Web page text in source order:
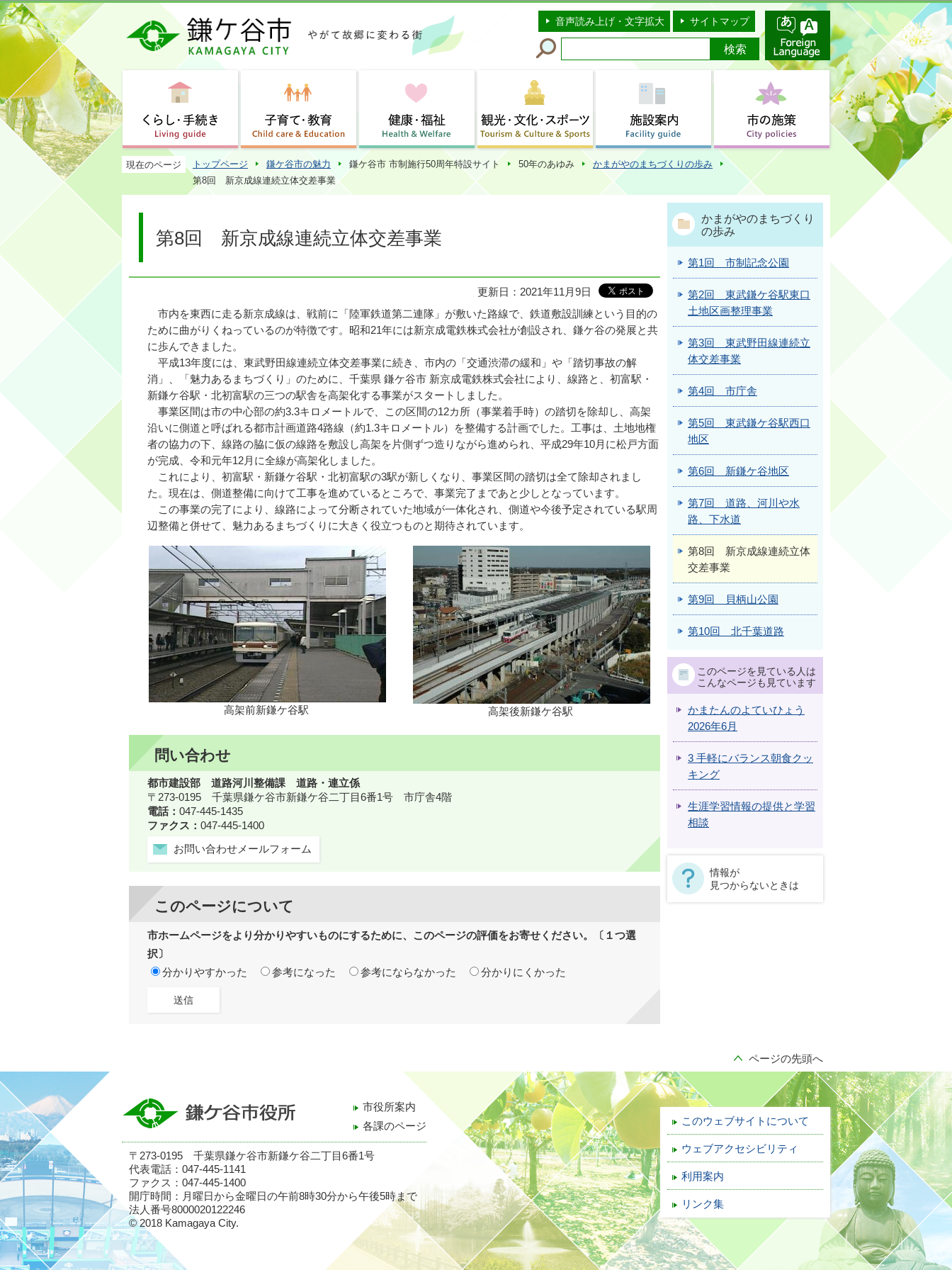
このページの本文へ移動
音声読み上げ・文字拡大 サイトマップ
現在のページ トップページ 鎌ケ谷市の魅力 鎌ケ谷市 市制施行50周年特設サイト 50年のあゆみ
かまがやのまちづくりの歩み
第8回 新京成線連続立体交差事業
第8回 新京成線連続立体交差事業
更新日：2021年11月9日
市内を東西に走る新京成線は、戦前に「陸軍鉄道第二連隊」が敷いた路線で、鉄道敷設訓練という目的の
ために曲がりくねっているのが特徴です。昭和21年には新京成電鉄株式会社が創設され、鎌ケ谷の発展と共
に歩んできました。
平成13年度には、東武野田線連続立体交差事業に続き、市内の「交通渋滞の緩和」や「踏切事故の解
消」、「魅力あるまちづくり」のために、千葉県 鎌ケ谷市 新京成電鉄株式会社により、線路と、初富駅・
新鎌ケ谷駅・北初富駅の三つの駅舎を高架化する事業がスタートしました。
事業区間は市の中心部の約3.3キロメートルで、この区間の12カ所（事業着手時）の踏切を除却し、高架
沿いに側道と呼ばれる都市計画道路4路線（約1.3キロメートル）を整備する計画でした。工事は、土地地権
者の協力の下、線路の脇に仮の線路を敷設し高架を片側ずつ造りながら進められ、平成29年10月に松戸方面
が完成、令和元年12月に全線が高架化しました。
これにより、初富駅・新鎌ケ谷駅・北初富駅の3駅が新しくなり、事業区間の踏切は全て除却されまし
た。現在は、側道整備に向けて工事を進めているところで、事業完了まであと少しとなっています。
この事業の完了により、線路によって分断されていた地域が一体化され、側道や今後予定されている駅周
辺整備と併せて、魅力あるまちづくりに大きく役立つものと期待されています。
高架前新鎌ケ谷駅 高架後新鎌ケ谷駅
問い合わせ
都市建設部 道路河川整備課 道路・連立係
〒273-0195 千葉県鎌ケ谷市新鎌ケ谷二丁目6番1号 市庁舎4階
電話： 047-445-1435
ファクス： 047-445-1400
お問い合わせメールフォーム
このページについて
市ホームページをより分かりやすいものにするために、このページの評価をお寄せください。〔１つ選
択〕
分かりやすかった
参考になった 参考にならなかった 分かりにくかった
かまがやのまちづくり
の歩み
第1回 市制記念公園
第2回 東武鎌ケ谷駅東口
土地区画整理事業
第3回 東武野田線連続立
体交差事業
第4回 市庁舎
第5回 東武鎌ケ谷駅西口
地区
第6回 新鎌ケ谷地区
第7回 道路、河川や水
路、下水道
第8回 新京成線連続立体
交差事業
第9回 貝柄山公園
第10回 北千葉道路
このページを見ている人は
こんなページも見ています
かまたんのよていひょう
2026年6月
3 手軽にバランス朝食クッ
キング
生涯学習情報の提供と学習
相談
情報が
見つからないときは
ページの先頭へ
市役所案内
各課のページ
〒273-0195 千葉県鎌ケ谷市新鎌ケ谷二丁目6番1号
代表電話：047-445-1141
ファクス：047-445-1400
開庁時間：月曜日から金曜日の午前8時30分から午後5時まで
法人番号8000020122246
このウェブサイトについて
ウェブアクセシビリティ
利用案内
リンク集
© 2018 Kamagaya City.